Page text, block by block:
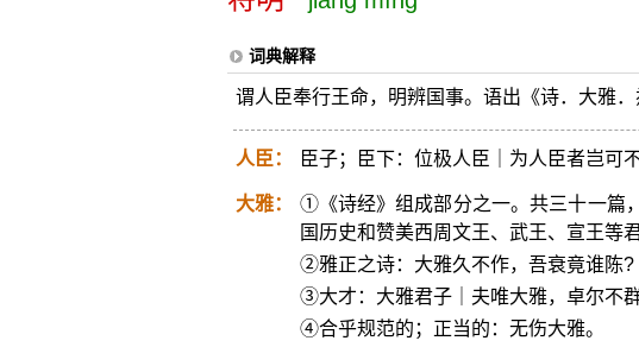
词典解释
谓人臣奉行王命，明辨国事。语出《诗．大雅
人臣： 臣子；臣下：位极人臣｜为人臣者岂可不
大雅：
①《诗经》组成部分之一。共三十一篇
国历史和赞美西周文王、武王、宣王等
②雅正之诗：大雅久不作，吾衰竟谁陈?
③大才：大雅君子｜夫唯大雅，卓尔不群
④合乎规范的；正当的：无伤大雅。